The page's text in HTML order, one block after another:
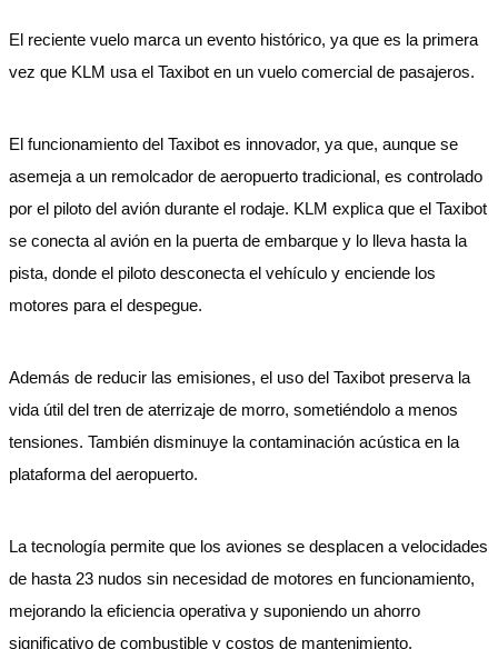
El reciente vuelo marca un evento histórico, ya que es la primera
vez que KLM usa el Taxibot en un vuelo comercial de pasajeros.
El funcionamiento del Taxibot es innovador, ya que, aunque se
asemeja a un remolcador de aeropuerto tradicional, es controlado
por el piloto del avión durante el rodaje. KLM explica que el Taxibot
se conecta al avión en la puerta de embarque y lo lleva hasta la
pista, donde el piloto desconecta el vehículo y enciende los
motores para el despegue.
Además de reducir las emisiones, el uso del Taxibot preserva la
vida útil del tren de aterrizaje de morro, sometiéndolo a menos
tensiones. También disminuye la contaminación acústica en la
plataforma del aeropuerto.
La tecnología permite que los aviones se desplacen a velocidades
de hasta 23 nudos sin necesidad de motores en funcionamiento,
mejorando la eficiencia operativa y suponiendo un ahorro
significativo de combustible y costos de mantenimiento.